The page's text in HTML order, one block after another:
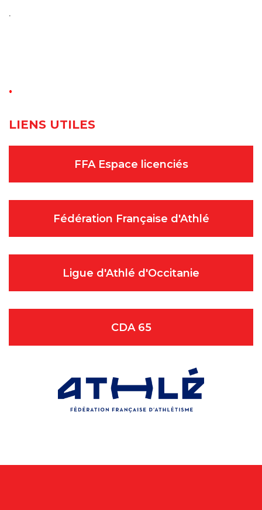
.
.
LIENS UTILES
FFA Espace licenciés
Fédération Française d'Athlé
Ligue d'Athlé d'Occitanie
CDA 65